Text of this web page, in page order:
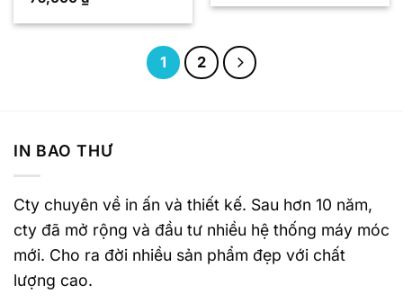
1 2
IN BAO THƯ
Cty chuyên về in ấn và thiết kế. Sau hơn 10 năm,
cty đã mở rộng và đầu tư nhiều hệ thống máy móc
mới. Cho ra đời nhiều sản phẩm đẹp với chất
lượng cao.